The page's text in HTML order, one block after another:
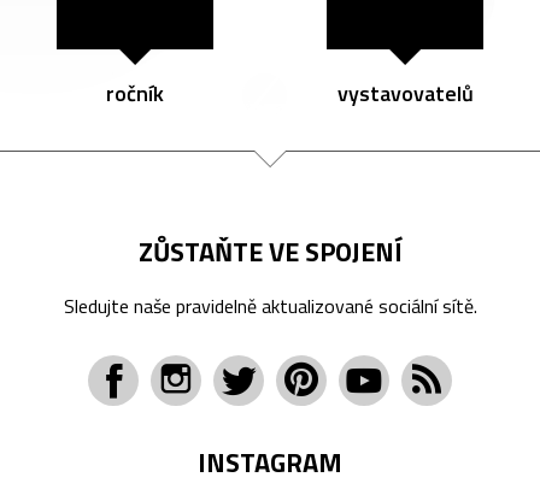
ročník vystavovatelů
ZŮSTAŇTE VE SPOJENÍ
Sledujte naše pravidelně aktualizované sociální sítě.
INSTAGRAM